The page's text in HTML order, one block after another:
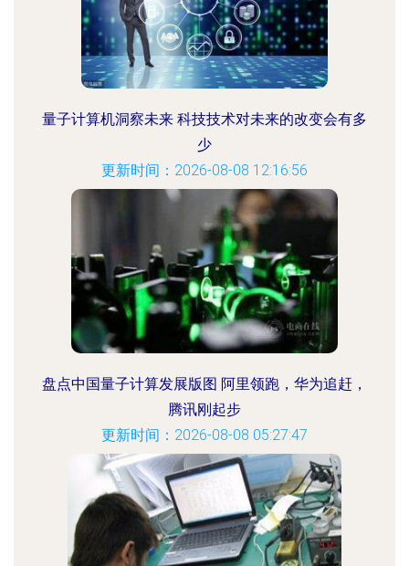
量子计算机洞察未来 科技技术对未来的改变会有多
少
更新时间：2026-08-08 12:16:56
盘点中国量子计算发展版图 阿里领跑，华为追赶，
腾讯刚起步
更新时间：2026-08-08 05:27:47